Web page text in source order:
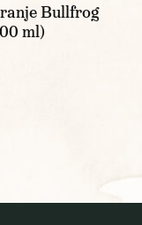
Bullfrog
ml)